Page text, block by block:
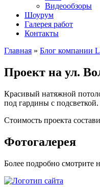
Видеообзоры
Шоурум
Галерея работ
Контакты
Главная » Блог компании
Проект на ул.
Красивый натяжной
под гардины с
Стоимость проекта
Фотогалерея
Более подробно смотрите